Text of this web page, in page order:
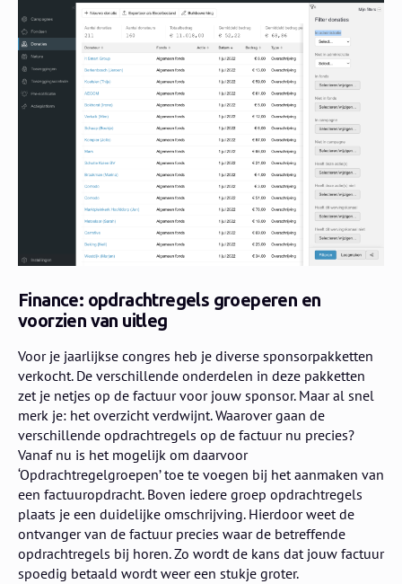
Finance: opdrachtregels groeperen en
voorzien van uitleg
Voor je jaarlijkse congres heb je diverse sponsorpakketten
verkocht. De verschillende onderdelen in deze pakketten
zet je netjes op de factuur voor jouw sponsor. Maar al snel
merk je: het overzicht verdwijnt. Waarover gaan de
verschillende opdrachtregels op de factuur nu precies?
Vanaf nu is het mogelijk om daarvoor
‘Opdrachtregelgroepen’ toe te voegen bij het aanmaken van
een factuuropdracht. Boven iedere groep opdrachtregels
plaats je een duidelijke omschrijving. Hierdoor weet de
ontvanger van de factuur precies waar de betreffende
opdrachtregels bij horen. Zo wordt de kans dat jouw factuur
spoedig betaald wordt weer een stukje groter.